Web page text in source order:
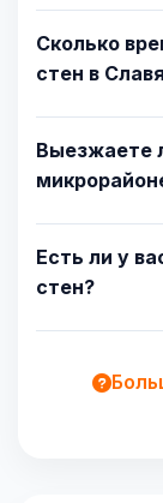
Сколько
стен в
Выезжаете
Есть ли у
стен?